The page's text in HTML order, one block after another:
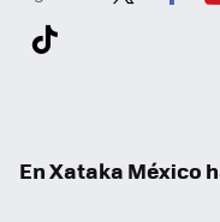
En Xataka México